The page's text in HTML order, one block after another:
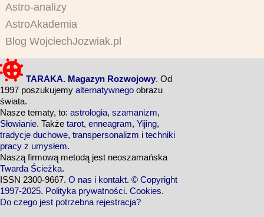
Astro-analizy
AstroAkademia
Blog WojciechJozwiak.pl
TARAKA. Magazyn Rozwojowy. Od
1997 poszukujemy alternatywnego obrazu
świata.
Nasze tematy, to: astrologia, szamanizm,
Słowianie. Także tarot, enneagram, Yijing,
tradycje duchowe, transpersonalizm i techniki
pracy z umysłem.
Naszą firmową metodą jest neoszamańska
Twarda Ścieżka.
ISSN 2300-9667. O nas i kontakt. © Copyright
1997-2025. Polityka prywatności. Cookies.
Do czego jest potrzebna rejestracja?